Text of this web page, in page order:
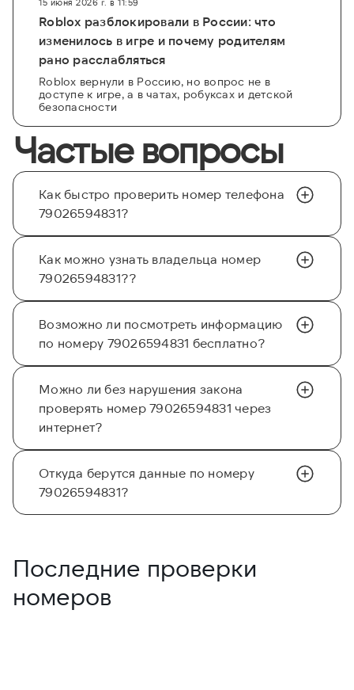
15 июня 2026 г. в 11:59
Roblox разблокировали в России: что
изменилось в игре и почему родителям
рано расслабляться
Roblox вернули в Россию, но вопрос не в
доступе к игре, а в чатах, робуксах и детской
безопасности
Частые вопросы
Как быстро проверить номер телефона
79026594831?
Как можно узнать владельца номер
79026594831??
Возможно ли посмотреть информацию
по номеру 79026594831 бесплатно?
Можно ли без нарушения закона
проверять номер 79026594831 через
интернет?
Откуда берутся данные по номеру
79026594831?
Последние проверки
номеров